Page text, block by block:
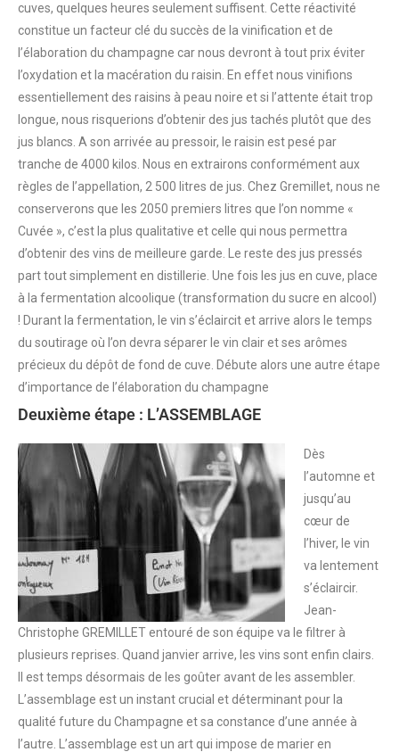
cuves, quelques heures seulement suffisent. Cette réactivité
constitue un facteur clé du succès de la vinification et de
l’élaboration du champagne car nous devront à tout prix éviter
l’oxydation et la macération du raisin. En effet nous vinifions
essentiellement des raisins à peau noire et si l’attente était trop
longue, nous risquerions d’obtenir des jus tachés plutôt que des
jus blancs. A son arrivée au pressoir, le raisin est pesé par
tranche de 4000 kilos. Nous en extrairons conformément aux
règles de l’appellation, 2 500 litres de jus. Chez Gremillet, nous ne
conserverons que les 2050 premiers litres que l’on nomme «
Cuvée », c’est la plus qualitative et celle qui nous permettra
d’obtenir des vins de meilleure garde. Le reste des jus pressés
part tout simplement en distillerie. Une fois les jus en cuve, place
à la fermentation alcoolique (transformation du sucre en alcool)
! Durant la fermentation, le vin s’éclaircit et arrive alors le temps
du soutirage où l’on devra séparer le vin clair et ses arômes
précieux du dépôt de fond de cuve. Débute alors une autre étape
d’importance de l’élaboration du champagne
Deuxième étape : L’ASSEMBLAGE
Dès
l’automne et
jusqu’au
cœur de
l’hiver, le vin
va lentement
s’éclaircir.
Jean-
Christophe GREMILLET entouré de son équipe va le filtrer à
plusieurs reprises. Quand janvier arrive, les vins sont enfin clairs.
Il est temps désormais de les goûter avant de les assembler.
L’assemblage est un instant crucial et déterminant pour la
qualité future du Champagne et sa constance d’une année à
l’autre. L’assemblage est un art qui impose de marier en